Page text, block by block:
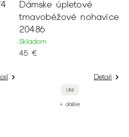
Dámske úpletové
tmavobéžové nohavice
20486
Skladom
45 €
Detail
UNI
+ ďalšie